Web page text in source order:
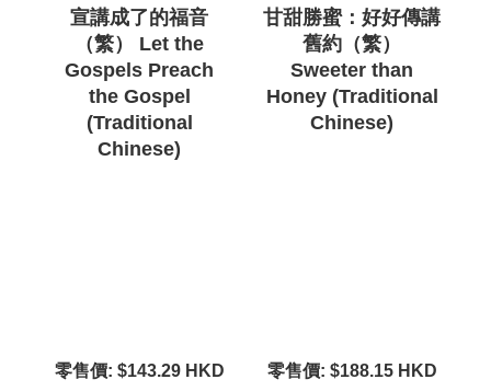
宣講成了的福音
（繁） Let the
Gospels Preach
the Gospel
(Traditional
Chinese)
零售價: $143.29 HKD
甘甜勝蜜：好好傳講
舊約（繁）
Sweeter than
Honey (Traditional
Chinese)
零售價: $188.15 HKD